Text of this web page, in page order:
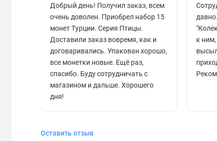
Добрый день! Получил заказ, всем
очень доволен. Приобрел набор 15
монет Турции. Серия Птицы.
Доставили заказ вовремя, как и
договаривались. Упакован хорошо,
все монетки новые. Ещё раз,
спасибо. Буду сотрудничать с
магазином и дальше. Хорошего
дня!
к
Оставить отзыв